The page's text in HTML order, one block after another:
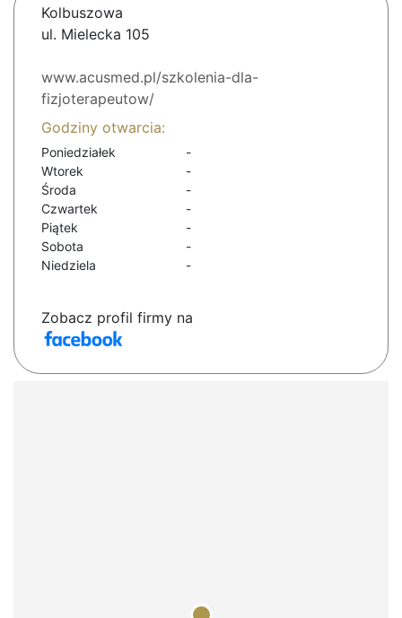
Kolbuszowa
ul. Mielecka 105
www.acusmed.pl/szkolenia-dla-
fizjoterapeutow/
Godziny otwarcia:
Poniedziałek
-
Wtorek
-
Środa
-
Czwartek
-
Piątek
-
Sobota
-
Niedziela
-
Zobacz profil firmy na